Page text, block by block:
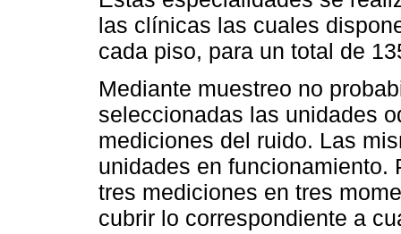
las clínicas las cuales
cada piso, para un total de
Mediante muestreo no
seleccionadas las unidades
mediciones del ruido. Las
unidades en funcionamiento.
tres mediciones en tres
cubrir lo correspondiente a